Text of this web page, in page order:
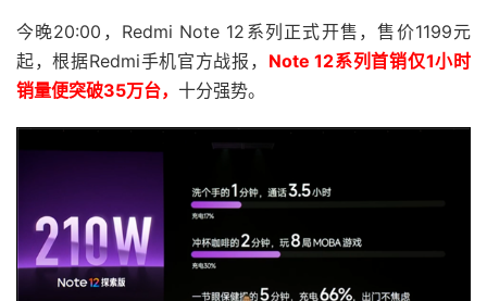
今晚20:00，Redmi Note 12系列正式开售，售价1199元
起，根据Redmi手机官方战报， Note 12系列首销仅1小时
销量便突破35万台， 十分强势。